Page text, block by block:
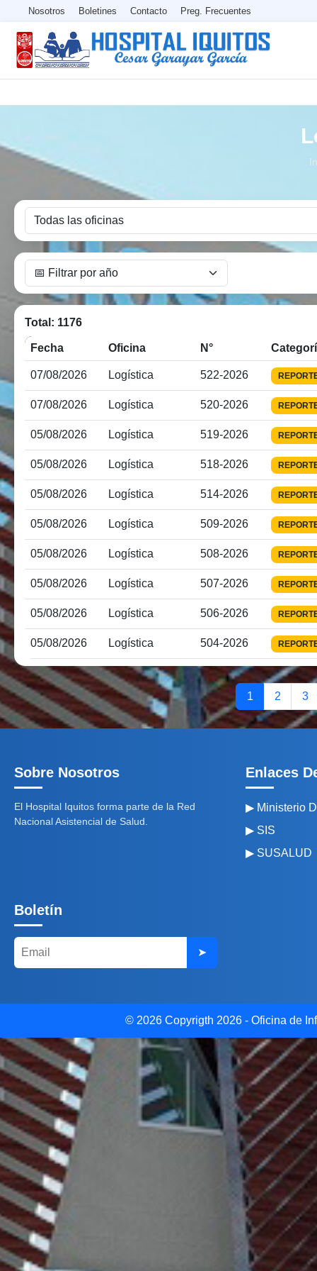
Nosotros Boletines Contacto Preg. Frecuentes
Total: 1176
Fecha Oficina N°
07/08/2026 Logística 522-2026
07/08/2026 Logística 520-2026
05/08/2026 Logística 519-2026
05/08/2026 Logística 518-2026
05/08/2026 Logística 514-2026
05/08/2026 Logística 509-2026
05/08/2026 Logística 508-2026
05/08/2026 Logística 507-2026
05/08/2026 Logística 506-2026
05/08/2026 Logística 504-2026
1 2 3
Sobre Nosotros
El Hospital Iquitos forma parte de la Red
Nacional Asistencial de Salud.
Enlaces
▶ Ministerio
▶ SIS
▶ SUSALUD
Boletín
➤
© 2026 Copyrigth 2026 - Oficina de